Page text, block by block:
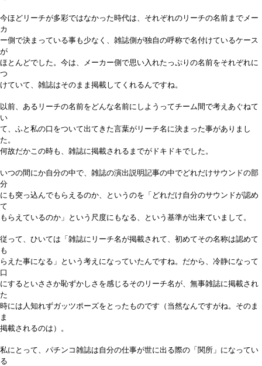
今ほどリーチが多彩ではなかった時代は、それぞれのリーチの名前までメー
カ
ー側で決まっている事も少なく、雑誌側が独自の呼称で名付けているケース
が
ほとんどでした。今は、メーカー側で思い入れたっぷりの名前をそれぞれに
つ
けていて、雑誌はそのまま掲載してくれるんですね。
以前、あるリーチの名前をどんな名前にしようってチーム間で考えあぐねて
い
て、ふと私の口をついて出てきた言葉がリーチ名に決まった事がありまし
た。
何故だかこの時も、雑誌に掲載されるまでがドキドキでした。
いつの間にか自分の中で、雑誌の演出説明記事の中でどれだけサウンドの部
分
にも突っ込んでもらえるのか、というのを「どれだけ自分のサウンドが認め
て
もらえているのか」という尺度にもなる、という基準が出来ていまして。
従って、ひいては「雑誌にリーチ名が掲載されて、初めてその名称は認めて
も
らえた事になる」という考えになっていたんですね。だから、冷静になって
口
にするといささか恥ずかしさを感じるそのリーチ名が、無事雑誌に掲載され
た
時には人知れずガッツポーズをとったものです（当然なんですがね。そのま
ま
掲載されるのは）。
私にとって、パチンコ雑誌は自分の仕事が世に出る際の「関所」になってい
る